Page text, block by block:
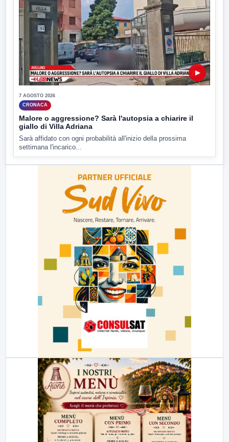
▶
7 AGOSTO 2026
CRONACA
Malore o aggressione? Sarà l'autopsia a chiarire il
giallo di Villa Adriana
Sarà affidato con ogni probabilità all'inizio della prossima
settimana l'incarico...